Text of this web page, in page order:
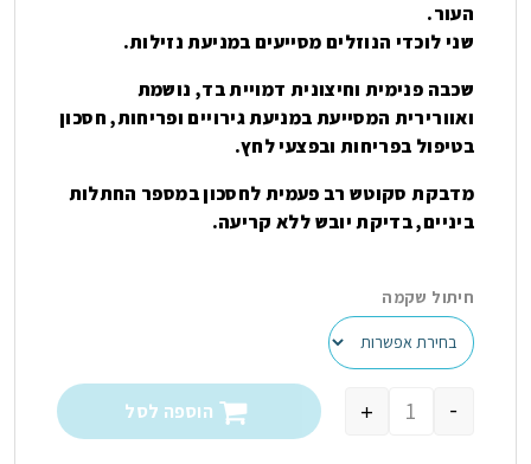
העור.
שני לוכדי הנוזלים מסייעים במניעת נזילות.
שכבה פנימית וחיצונית דמויית בד, נושמת
ואוורירית המסייעת במניעת גירויים ופריחות, חסכון
בטיפול בפריחות ובפצעי לחץ.
מדבקת סקוטש רב פעמית לחסכון במספר החתלות
ביניים, בדיקת יובש ללא קריעה.
חיתול שקמה
-
+ הוספה לסל